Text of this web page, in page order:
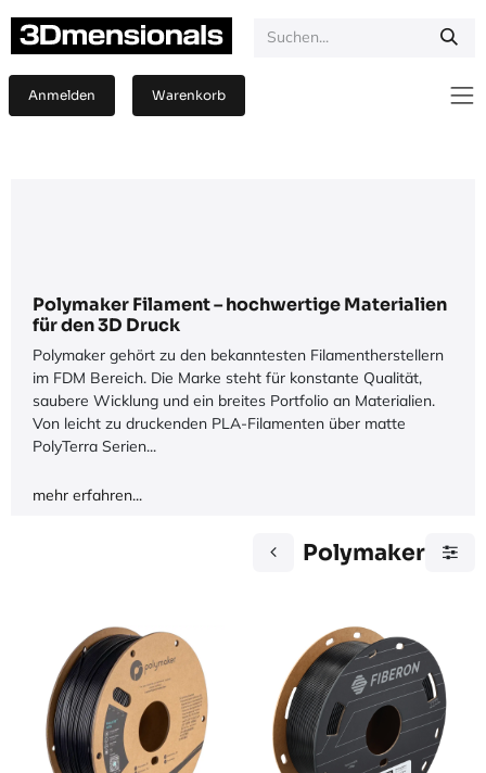
Anmelden Warenkorb
Polymaker Filament – hochwertige Materialien
für den 3D Druck
Polymaker gehört zu den bekanntesten Filamentherstellern
im FDM Bereich. Die Marke steht für konstante Qualität,
saubere Wicklung und ein breites Portfolio an Materialien.
Von leicht zu druckenden PLA-Filamenten über matte
PolyTerra Serien...
mehr erfahren...
Polymaker